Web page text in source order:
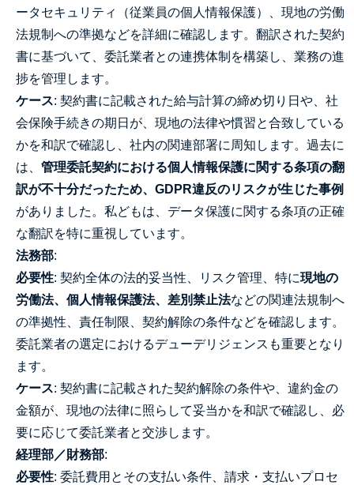
ータセキュリティ（従業員の個人情報保護）、現地の労働
法規制への準拠などを詳細に確認します。翻訳された契約
書に基づいて、委託業者との連携体制を構築し、業務の進
捗を管理します。
ケース: 契約書に記載された給与計算の締め切り日や、社
会保険手続きの期日が、現地の法律や慣習と合致している
かを和訳で確認し、社内の関連部署に周知します。過去に
は、 管理委託契約における個人情報保護に関する条項の翻
訳が不十分だったため、GDPR違反のリスクが生じた事例
がありました。私どもは、データ保護に関する条項の正確
な翻訳を特に重視しています。
法務部:
必要性: 契約全体の法的妥当性、リスク管理、特に現地の
労働法、個人情報保護法、差別禁止法などの関連法規制へ
の準拠性、責任制限、契約解除の条件などを確認します。
委託業者の選定におけるデューデリジェンスも重要となり
ます。
ケース: 契約書に記載された契約解除の条件や、違約金の
金額が、現地の法律に照らして妥当かを和訳で確認し、必
要に応じて委託業者と交渉します。
経理部／財務部:
必要性: 委託費用とその支払い条件、請求・支払いプロセ